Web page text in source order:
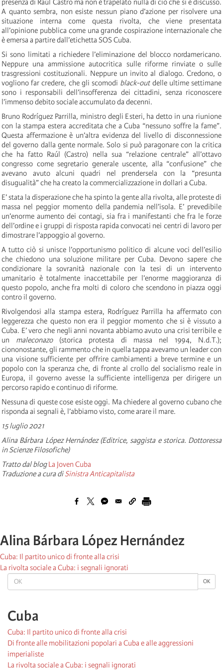
OK OK
Cuba
Cuba: Il partito unico di fronte alla crisi
Di fronte alle mobilitazioni popolari a Cuba e alle aggressioni
imperialiste
La rivolta sociale a Cuba: i segnali ignorati
presenza di Raúl Castro ma non è trapelato nulla di ciò che si è discusso.
A quanto sembra, non esiste nessun piano d’azione per risolvere una
situazione interna come questa rivolta, che viene presentata
all’opinione pubblica come una grande cospirazione internazionale che
è emersa a partire dall’etichetta SOS Cuba.
Si sono limitati a richiedere l’eliminazione del blocco nordamericano.
Neppure una ammissione autocritica sulle riforme rinviate o sulle
trasgressioni costituzionali. Neppure un invito al dialogo. Credono, o
vogliono far credere, che gli scomodi black-outdelle ultime settimane
sono i responsabili dell’insofferenza dei cittadini, senza riconoscere
l’immenso debito sociale accumulato da decenni.
Bruno Rodríguez Parrilla, ministro degli Esteri, ha detto in una riunione
con la stampa estera accreditata che a Cuba “nessuno soffre la fame”.
Questa affermazione è un’altra evidenza del livello di disconnessione
del governo dalla gente normale. Solo si può paragonare con la critica
che ha fatto Raúl (Castro) nella sua “relazione centrale” all’ottavo
congresso come segretario generale uscente, alla “confusione” che
avevano avuto alcuni quadri nel prendersela con la “presunta
disugualità” che ha creato la commercializzazione in dollari a Cuba.
E’ stata la disperazione che ha spinto la gente alla rivolta, alle proteste di
massa nel peggior momento della pandemia nell’isola. E’ prevedibile
un’enorme aumento dei contagi, sia fra i manifestanti che fra le forze
dell’ordine e i gruppi di risposta rapida convocati nei centri di lavoro per
dimostrare l’appoggio al governo.
A tutto ciò si unisce l’opportunismo politico di alcune voci dell’esilio
che chiedono una soluzione militare per Cuba. Devono sapere che
condizionare la sovranità nazionale con la tesi di un intervento
umanitario è totalmente inaccettabile per l’enorme maggioranza di
questo popolo, anche fra molti di coloro che scendono in piazza oggi
contro il governo.
Rivolgendosi alla stampa estera, Rodríguez Parrilla ha affermato con
leggerezza che questo non era il peggior momento che si è vissuto a
Cuba. E’ vero che negli anni novanta abbiamo avuto una crisi terribile e
un maleconazo (storica protesta di massa nel 1994, N.d.T.);
ciononostante, gli rammento che in quella tappa avevamo un leader con
una visione sufficiente per offrire cambiamenti a breve termine e un
popolo con la speranza che, di fronte al crollo del socialismo reale in
Europa, il governo avesse la sufficiente intelligenza per dirigere un
percorso rapido e continuo di riforme.
Nessuna di queste cose esiste oggi. Ma chiedere al governo cubano che
risponda ai segnali è, l’abbiamo visto, come arare il mare.
15 luglio 2021
Alina Bárbara López Hernández (Editrice, saggista e storica. Dottoressa
in Scienze Filosofiche)
Tratto dal blog La Joven Cuba
Traduzione a cura diSinistra Anticapitalista
Alina Bárbara López Hernández
Cuba: Il partito unico di fronte alla crisi
La rivolta sociale a Cuba: i segnali ignorati